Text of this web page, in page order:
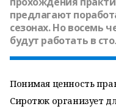
предлагают
сезонах. Но восемь
будут работать в
Понимая ценность
Сиротюк организует